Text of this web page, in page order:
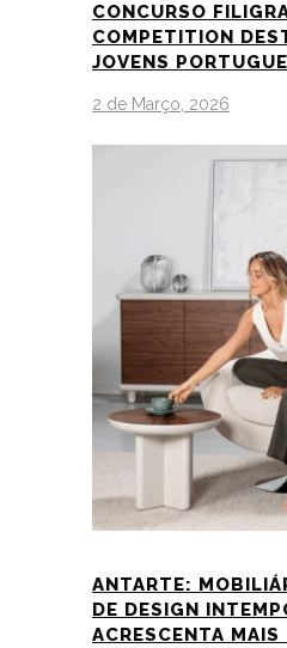
CONCURSO
COMPETITION
JOVENS
2 de Março, 2026
ANTARTE:
DE DESIGN
ACRESCENTA